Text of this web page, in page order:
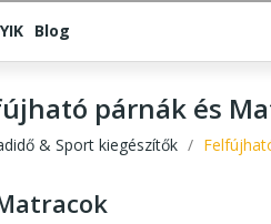
Blog
párnák és
& Sport kiegészítők